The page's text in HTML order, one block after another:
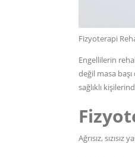
Fizyoterapi
Engellilerin
değil masa
sağlıklı
Ağrısız,